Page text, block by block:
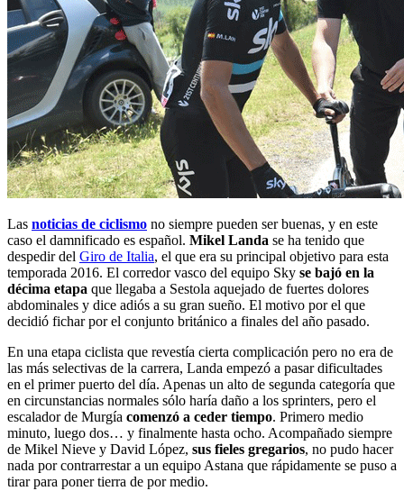
Las noticias de ciclismo no siempre pueden ser buenas, y en este
caso el damnificado es español. Mikel Landa se ha tenido que
despedir del Giro de Italia, el que era su principal objetivo para esta
temporada 2016. El corredor vasco del equipo Sky se bajó en la
décima etapa que llegaba a Sestola aquejado de fuertes dolores
abdominales y dice adiós a su gran sueño. El motivo por el que
decidió fichar por el conjunto británico a finales del año pasado.
En una etapa ciclista que revestía cierta complicación pero no era de
las más selectivas de la carrera, Landa empezó a pasar dificultades
en el primer puerto del día. Apenas un alto de segunda categoría que
en circunstancias normales sólo haría daño a los sprinters, pero el
escalador de Murgía comenzó a ceder tiempo. Primero medio
minuto, luego dos… y finalmente hasta ocho. Acompañado siempre
de Mikel Nieve y David López, sus fieles gregarios, no pudo hacer
nada por contrarrestar a un equipo Astana que rápidamente se puso a
tirar para poner tierra de por medio.